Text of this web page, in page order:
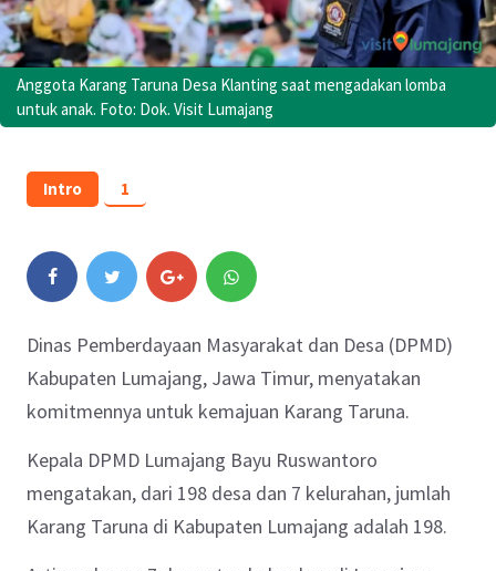
Anggota Karang Taruna Desa Klanting saat mengadakan lomba
untuk anak. Foto: Dok. Visit Lumajang
Intro 1
Dinas Pemberdayaan Masyarakat dan Desa (DPMD)
Kabupaten Lumajang, Jawa Timur, menyatakan
komitmennya untuk kemajuan Karang Taruna.
Kepala DPMD Lumajang Bayu Ruswantoro
mengatakan, dari 198 desa dan 7 kelurahan, jumlah
Karang Taruna di Kabupaten Lumajang adalah 198.